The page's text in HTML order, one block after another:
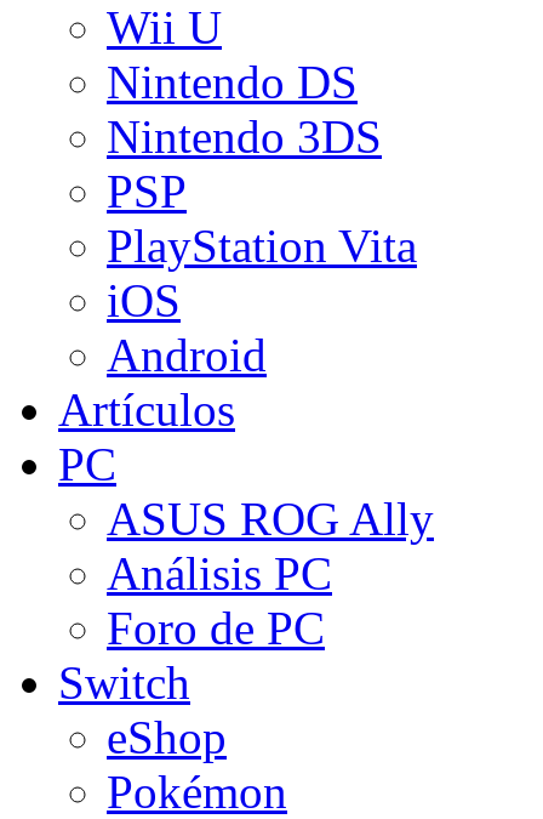
Wii U
Nintendo DS
Nintendo 3DS
PSP
PlayStation Vita
iOS
Android
Artículos
PC
ASUS ROG Ally
Análisis PC
Foro de PC
Switch
eShop
Pokémon